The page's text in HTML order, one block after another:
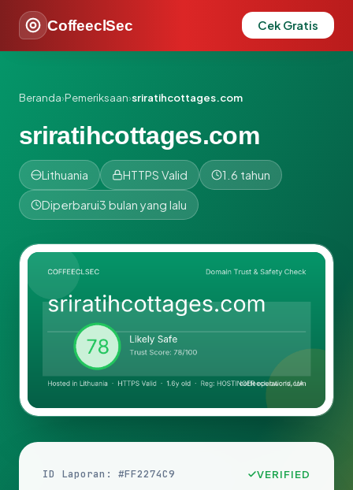
CoffeeclSec Cek Gratis
Beranda›Pemeriksaan›sriratihcottages.com
sriratihcottages.com
Lithuania HTTPS Valid 1.6 tahun
Diperbarui3 bulan yang lalu
ID Laporan: #FF2274C9 VERIFIED